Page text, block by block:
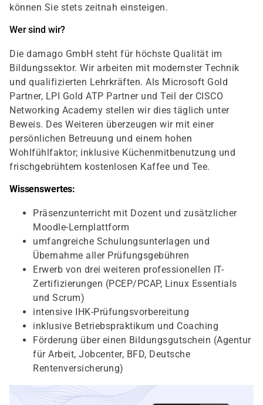
können Sie stets zeitnah einsteigen.
Wer sind wir?
Die damago GmbH steht für höchste Qualität im
Bildungssektor. Wir arbeiten mit modernster Technik
und qualifizierten Lehrkräften. Als Microsoft Gold
Partner, LPI Gold ATP Partner und Teil der CISCO
Networking Academy stellen wir dies täglich unter
Beweis. Des Weiteren überzeugen wir mit einer
persönlichen Betreuung und einem hohen
Wohlfühlfaktor; inklusive Küchenmitbenutzung und
frischgebrühtem kostenlosen Kaffee und Tee.
Wissenswertes:
Präsenzunterricht mit Dozent und zusätzlicher
Moodle-Lernplattform
umfangreiche Schulungsunterlagen und
Übernahme aller Prüfungsgebühren
Erwerb von drei weiteren professionellen IT-
Zertifizierungen (PCEP/PCAP, Linux Essentials
und Scrum)
intensive IHK-Prüfungsvorbereitung
inklusive Betriebspraktikum und Coaching
Förderung über einen Bildungsgutschein (Agentur
für Arbeit, Jobcenter, BFD, Deutsche
Rentenversicherung)